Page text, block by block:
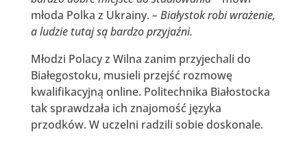
młoda Polka z Ukrainy. – Białystok robi wrażenie,
a ludzie tutaj są bardzo przyjaźni.
Młodzi Polacy z Wilna zanim przyjechali do
Białegostoku, musieli przejść rozmowę
kwalifikacyjną online. Politechnika Białostocka
tak sprawdzała ich znajomość języka
przodków. W uczelni radzili sobie doskonale.